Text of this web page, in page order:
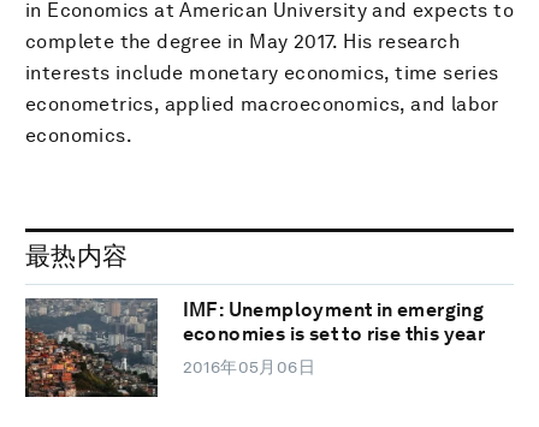
in Economics at American University and expects to
complete the degree in May 2017. His research
interests include monetary economics, time series
econometrics, applied macroeconomics, and labor
economics.
最热内容
IMF: Unemployment in emerging
economies is set to rise this year
2016年05月06日